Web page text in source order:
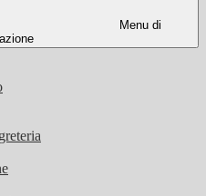
Menu di